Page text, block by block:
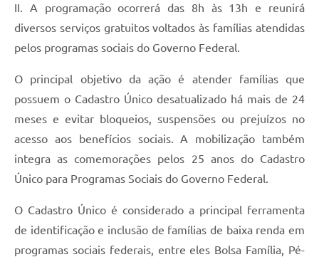
II. A programação ocorrerá das 8h às 13h e reunirá
diversos serviços gratuitos voltados às famílias atendidas
pelos programas sociais do Governo Federal.
O principal objetivo da ação é atender famílias que
possuem o Cadastro Único desatualizado há mais de 24
meses e evitar bloqueios, suspensões ou prejuízos no
acesso aos benefícios sociais. A mobilização também
integra as comemorações pelos 25 anos do Cadastro
Único para Programas Sociais do Governo Federal.
O Cadastro Único é considerado a principal ferramenta
de identificação e inclusão de famílias de baixa renda em
programas sociais federais, entre eles Bolsa Família, Pé-